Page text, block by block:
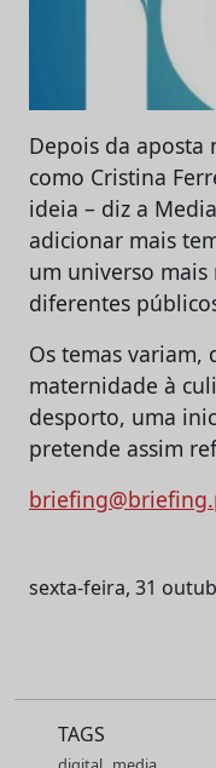
Depois da aposta
como Cristina
ideia – diz a
adicionar mais
um universo
diferentes
Os temas variam,
maternidade à
desporto, uma
pretende assim
sexta-feira, 31
TAGS